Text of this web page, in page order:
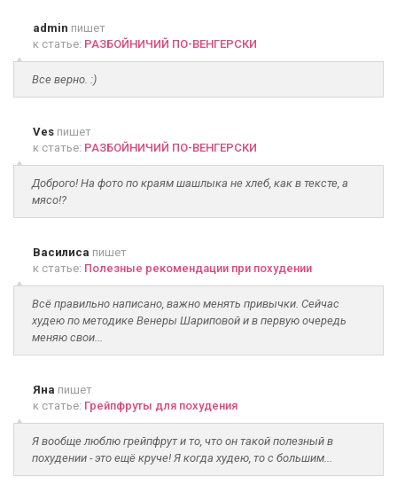
admin пишет
к статье: РАЗБОЙНИЧИЙ ПО-ВЕНГЕРСКИ
Все верно. :)
Ves пишет
к статье: РАЗБОЙНИЧИЙ ПО-ВЕНГЕРСКИ
Доброго! На фото по краям шашлыка не хлеб, как в тексте, а
мясо!?
Василиса пишет
к статье: Полезные рекомендации при похудении
Всё правильно написано, важно менять привычки. Сейчас
худею по методике Венеры Шариповой и в первую очередь
меняю свои...
Яна пишет
к статье: Грейпфруты для похудения
Я вообще люблю грейпфрут и то, что он такой полезный в
похудении - это ещё круче! Я когда худею, то с большим...